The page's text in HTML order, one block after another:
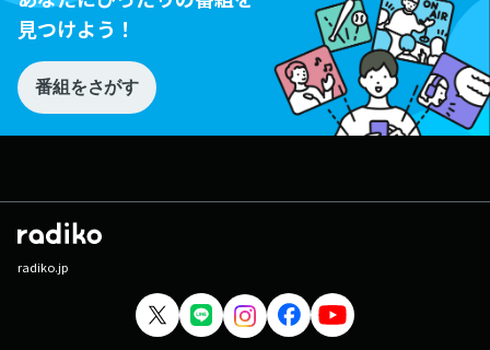
見つけよう！
番組をさがす
radiko.jp